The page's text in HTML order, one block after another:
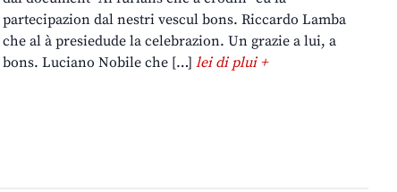
partecipazion dal nestri vescul bons. Riccardo Lamba
che al à presiedude la celebrazion. Un grazie a lui, a
bons. Luciano Nobile che […]lei di plui +